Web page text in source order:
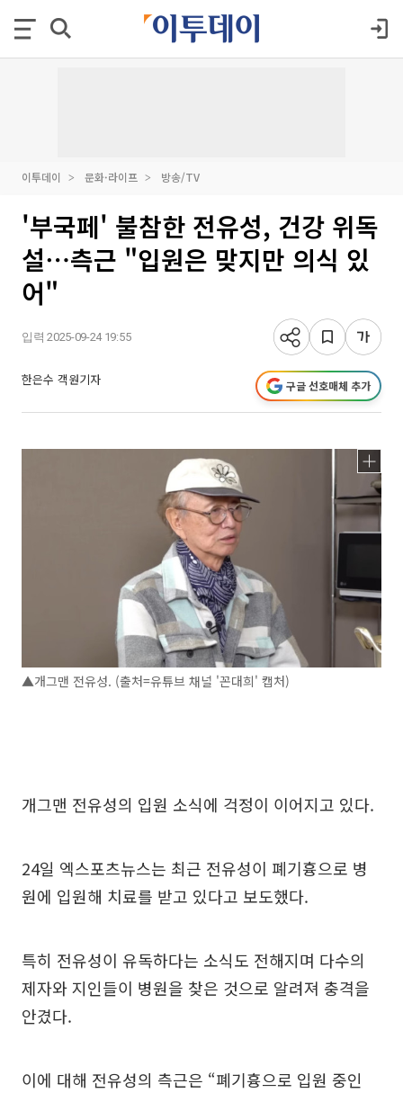
이투데이 문화·라이프 방송/TV
'부국페' 불참한 전유성, 건강 위독
설⋯측근 "입원은 맞지만 의식 있
어"
입력 2025-09-24 19:55
한은수 객원기자 구글 선호매체 추가
▲개그맨 전유성. (출처=유튜브 채널 '꼰대희' 캡처)
개그맨 전유성의 입원 소식에 걱정이 이어지고 있다.
24일 엑스포츠뉴스는 최근 전유성이 폐기흉으로 병
원에 입원해 치료를 받고 있다고 보도했다.
특히 전유성이 유독하다는 소식도 전해지며 다수의
제자와 지인들이 병원을 찾은 것으로 알려져 충격을
안겼다.
이에 대해 전유성의 측근은 “폐기흉으로 입원 중인